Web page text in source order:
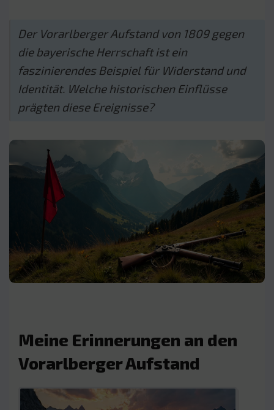
Der Vorarlberger Aufstand von 1809 gegen
die bayerische Herrschaft ist ein
faszinierendes Beispiel für Widerstand und
Identität. Welche historischen Einflüsse
prägten diese Ereignisse?
Meine Erinnerungen an den
Vorarlberger Aufstand